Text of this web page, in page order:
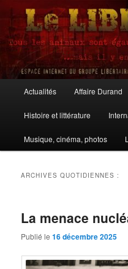
Aller
contenu
principal
Aller
contenu
secondaire
Le Libertaire
principal
Actualités Affaire Durand
Histoire et littérature
Musique, cinéma, photos
ARCHIVES QUOTIDIENNES :
La menace
Publié le16 décembre 2025